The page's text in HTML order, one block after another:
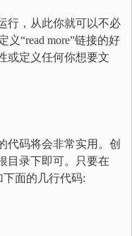
行，从此你就可以不必
义“read more”链接的好
或定义任何你想要文
代码将会非常实用。创
目录下即可。只要在
下面的几行代码: